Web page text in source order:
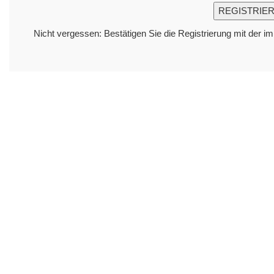
Nicht vergessen: Bestätigen Sie die Registrierung mit der